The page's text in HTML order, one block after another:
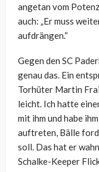
angetan vom
auch: „Er muss
aufdrängen.“
Gegen den SC
genau das. Ein
Torhüter Martin
leicht. Ich hatte
mit ihm und habe
auftreten, Bälle
soll. Das hat er
Schalke-Keeper